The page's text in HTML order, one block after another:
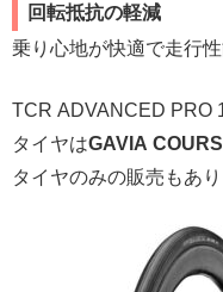
回転抵抗の軽減
乗り心地が快適で走行性
TCR ADVANCED PRO
タイヤはGAVIA
タイヤのみの販売もあり